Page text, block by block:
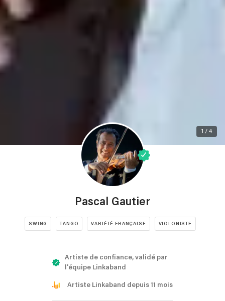
1 / 4
Pascal Gautier
SWING TANGO VARIÉTÉ FRANÇAISE VIOLONISTE
Artiste de confiance, validé par
l'équipe Linkaband
Artiste Linkaband depuis 11 mois